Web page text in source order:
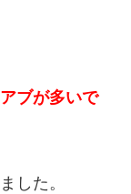
ブが多いで
した。